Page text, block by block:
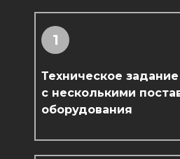
1
Техническое
с несколькими
оборудования